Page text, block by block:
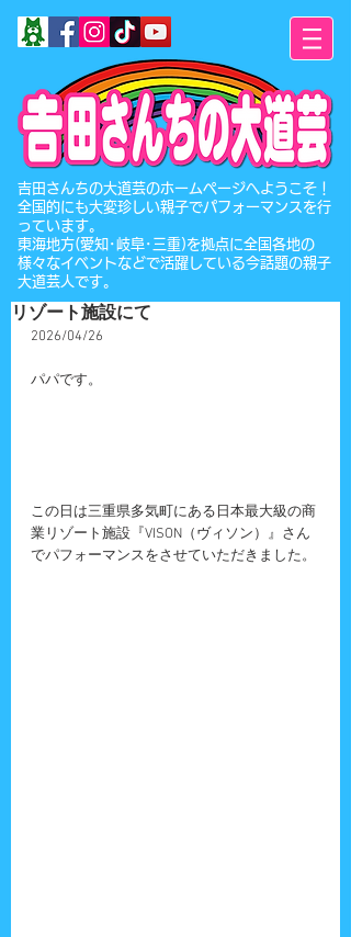
​吉田さんちの大道芸のホームページへようこそ！
全国的にも大変珍しい親子でパフォーマンスを行
っています。
東海地方(愛知･岐阜･三重)を拠点に全国各地の
様々なイベントなどで活躍している今話題の親子
大道芸人です。
リゾート施設にて
2026/04/26
パパです。
この日は三重県多気町にある日本最大級の商
業リゾート施設『VISON（ヴィソン）』さん
でパフォーマンスをさせていただきました。